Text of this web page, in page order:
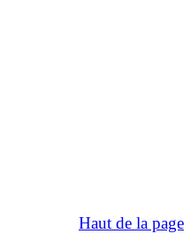
Haut de la page